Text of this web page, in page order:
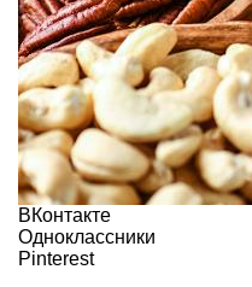
ВКонтакте
Одноклассники
Pinterest